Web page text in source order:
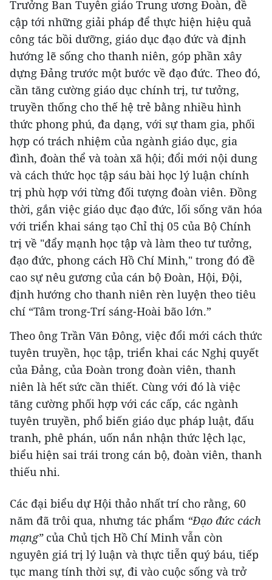
Trưởng Ban Tuyên giáo Trung ương Đoàn, đề
cập tới những giải pháp để thực hiện hiệu quả
công tác bồi dưỡng, giáo dục đạo đức và định
hướng lẽ sống cho thanh niên, góp phần xây
dựng Đảng trước một bước về đạo đức. Theo đó,
cần tăng cường giáo dục chính trị, tư tưởng,
truyền thống cho thế hệ trẻ bằng nhiều hình
thức phong phú, đa dạng, với sự tham gia, phối
hợp có trách nhiệm của ngành giáo dục, gia
đình, đoàn thể và toàn xã hội; đổi mới nội dung
và cách thức học tập sáu bài học lý luận chính
trị phù hợp với từng đối tượng đoàn viên. Đồng
thời, gắn việc giáo dục đạo đức, lối sống văn hóa
với triển khai sáng tạo Chỉ thị 05 của Bộ Chính
trị về "đẩy mạnh học tập và làm theo tư tưởng,
đạo đức, phong cách Hồ Chí Minh," trong đó đề
cao sự nêu gương của cán bộ Đoàn, Hội, Đội,
định hướng cho thanh niên rèn luyện theo tiêu
chí “Tâm trong-Trí sáng-Hoài bão lớn.”
Theo ông Trần Văn Đông, việc đổi mới cách thức
tuyên truyền, học tập, triển khai các Nghị quyết
của Đảng, của Đoàn trong đoàn viên, thanh
niên là hết sức cần thiết. Cùng với đó là việc
tăng cường phối hợp với các cấp, các ngành
tuyên truyền, phổ biến giáo dục pháp luật, đấu
tranh, phê phán, uốn nắn nhận thức lệch lạc,
biểu hiện sai trái trong cán bộ, đoàn viên, thanh
thiếu nhi.
Các đại biểu dự Hội thảo nhất trí cho rằng, 60
năm đã trôi qua, nhưng tác phẩm “Đạo đức cách
mạng”của Chủ tịch Hồ Chí Minh vẫn còn
nguyên giá trị lý luận và thực tiễn quý báu, tiếp
tục mang tính thời sự, đi vào cuộc sống và trở